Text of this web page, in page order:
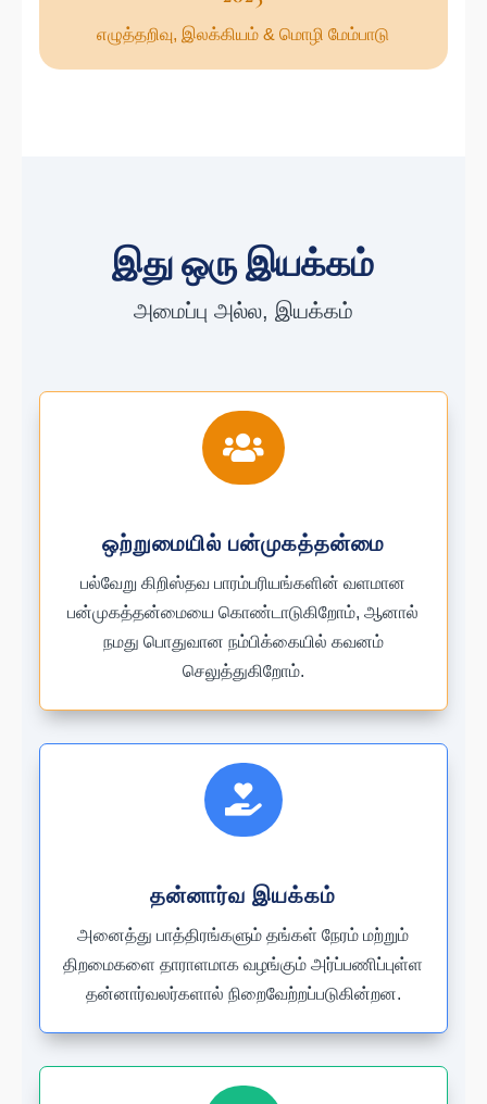
எழுத்தறிவு, இலக்கியம் & மொழி மேம்பாடு
இது ஒரு இயக்கம்
அமைப்பு அல்ல, இயக்கம்

ஒற்றுமையில் பன்முகத்தன்மை
பல்வேறு கிறிஸ்தவ பாரம்பரியங்களின் வளமான
பன்முகத்தன்மையை கொண்டாடுகிறோம், ஆனால்
நமது பொதுவான நம்பிக்கையில் கவனம்
செலுத்துகிறோம்.

தன்னார்வ இயக்கம்
அனைத்து பாத்திரங்களும் தங்கள் நேரம் மற்றும்
திறமைகளை தாராளமாக வழங்கும் அர்ப்பணிப்புள்ள
தன்னார்வலர்களால் நிறைவேற்றப்படுகின்றன.